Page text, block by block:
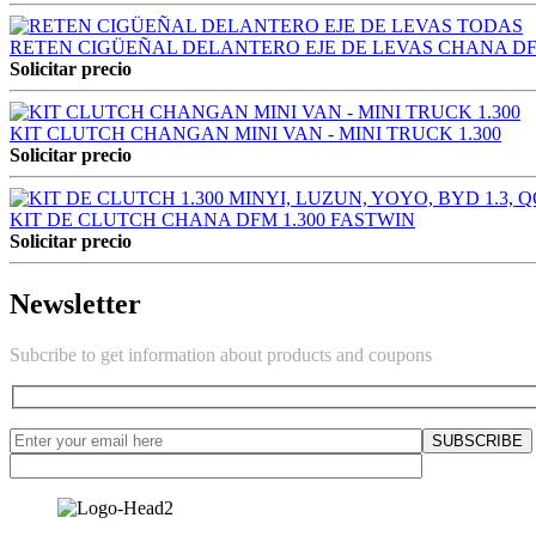
RETEN CIGÜEÑAL DELANTERO EJE DE LEVAS CHANA
Solicitar precio
KIT CLUTCH CHANGAN MINI VAN - MINI TRUCK 1.300
Solicitar precio
KIT DE CLUTCH CHANA DFM 1.300 FASTWIN
Solicitar precio
Newsletter
Subcribe to get information about products and coupons